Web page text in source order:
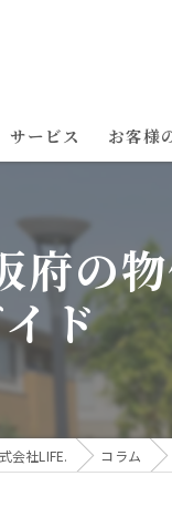
サービス お客様
府の
ド
会社LIFE. コラム